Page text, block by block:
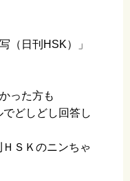
（日刊HSK）」
った方も
どしどし回答し
ＳＫのニンちゃ